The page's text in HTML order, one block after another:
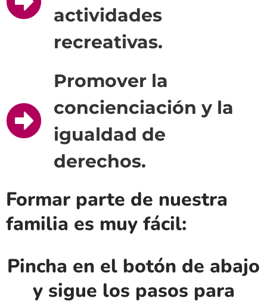
actividades
recreativas.
Promover la
concienciación y la
igualdad de
derechos.
Formar parte de nuestra
familia es muy fácil:
Pincha en el botón de abajo
y sigue los pasos para